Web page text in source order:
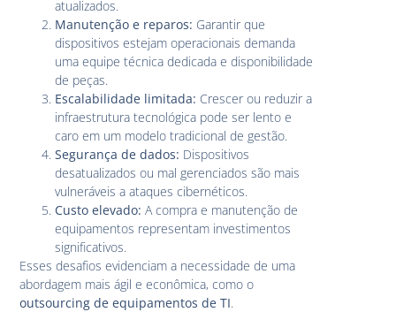
atualizados.
Manutenção e reparos: Garantir que
dispositivos estejam operacionais demanda
uma equipe técnica dedicada e disponibilidade
de peças.
Escalabilidade limitada: Crescer ou reduzir a
infraestrutura tecnológica pode ser lento e
caro em um modelo tradicional de gestão.
Segurança de dados: Dispositivos
desatualizados ou mal gerenciados são mais
vulneráveis a ataques cibernéticos.
Custo elevado: A compra e manutenção de
equipamentos representam investimentos
significativos.
Esses desafios evidenciam a necessidade de uma
abordagem mais ágil e econômica, como o
outsourcing de equipamentos de TI.